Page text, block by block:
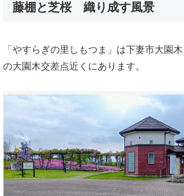
藤棚と芝桜 織り成す風景
「やすらぎの里しもつま」は下妻市大園
の大園木交差点近くにあります。